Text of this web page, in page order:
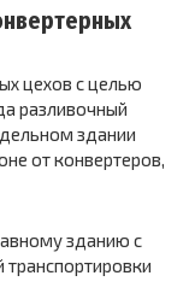
цехов с целью
разливочный
здании
от конвертеров,
зданию с